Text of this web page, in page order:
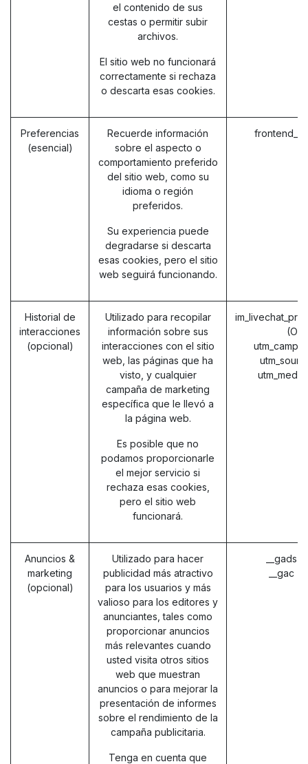
el contenido de sus
cestas o permitir subir
archivos.
El sitio web no funcionará
correctamente si rechaza
o descarta esas cookies.
Preferencias
(esencial)
Recuerde información
sobre el aspecto o
comportamiento preferido
del sitio web, como su
idioma o región
preferidos.
Su experiencia puede
degradarse si descarta
esas cookies, pero el sitio
web seguirá funcionando.
Historial de
interacciones
(opcional)
Utilizado para recopilar
información sobre sus
interacciones con el sitio
web, las páginas que ha
visto, y cualquier
campaña de marketing
específica que le llevó a
la página web.
Es posible que no
podamos proporcionarle
el mejor servicio si
rechaza esas cookies,
pero el sitio web
funcionará.
Anuncios &
marketing
(opcional)
Utilizado para hacer
publicidad más atractivo
para los usuarios y más
valioso para los editores y
anunciantes, tales como
proporcionar anuncios
más relevantes cuando
usted visita otros sitios
web que muestran
anuncios o para mejorar la
presentación de informes
sobre el rendimiento de la
campaña publicitaria.
Tenga en cuenta que
__gads
__gac